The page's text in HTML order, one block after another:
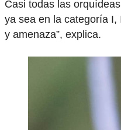
Casi todas las
ya sea en la categoría I,
y amenaza”, explica.